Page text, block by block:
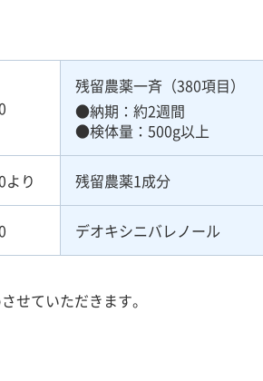
残留農薬一斉（380項目）
納期：約2週間
検体量：500g以上
より 残留農薬1成分
デオキシニバレノール
せていただきます。